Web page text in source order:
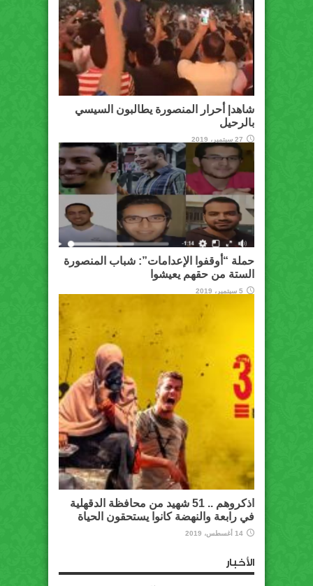
شاهد| أحرار المنصورة يطالبون السيسي
بالرحيل
27 سبتمبر، 2019
حملة “أوقفوا الإعدامات”: شباب المنصورة
الستة من حقهم يعيشوا
5 سبتمبر، 2019
اذكروهم .. 51 شهيد من محافظة الدقهلية
في رابعة والنهضة كانوا يستحقون الحياة
14 أغسطس، 2019
الأخبار